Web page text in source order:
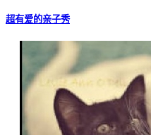
超有爱的亲子秀